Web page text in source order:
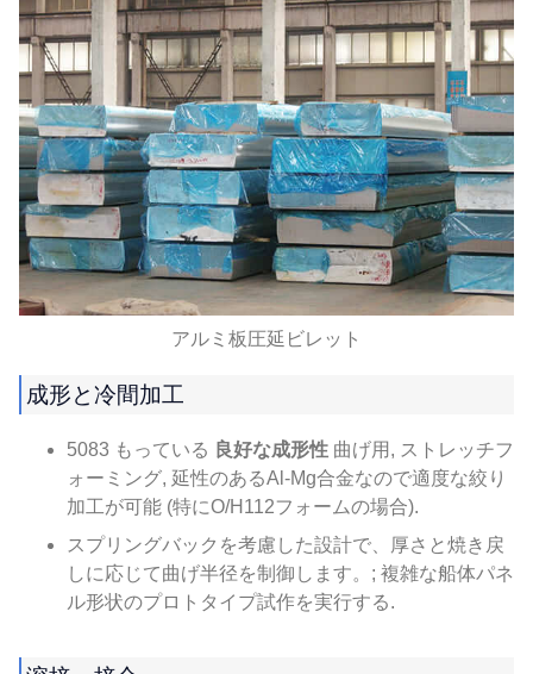
アルミ板圧延ビレット
成形と冷間加工
5083 もっている 良好な成形性 曲げ用, ストレッチフ
ォーミング, 延性のあるAl-Mg合金なので適度な絞り
加工が可能 (特にO/H112フォームの場合).
スプリングバックを考慮した設計で、厚さと焼き戻
しに応じて曲げ半径を制御します。; 複雑な船体パネ
ル形状のプロトタイプ試作を実行する.